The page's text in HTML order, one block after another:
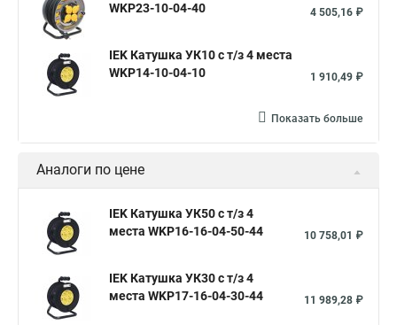
WKP23-10-04-40
4 505,16 ₽
IEK Катушка УК10 с т/з 4 места
WKP14-10-04-10
1 910,49 ₽
Показать больше
Аналоги по цене
IEK Катушка УК50 с т/з 4
места WKP16-16-04-50-44
10 758,01 ₽
IEK Катушка УК30 с т/з 4
места WKP17-16-04-30-44
11 989,28 ₽